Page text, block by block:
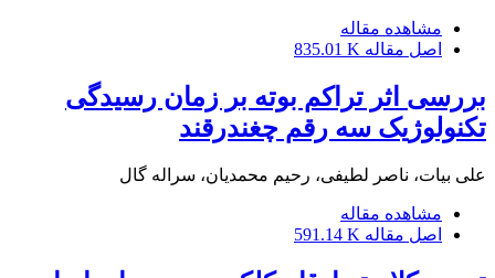
مشاهده مقاله
اصل مقاله 835.01 K
بررسی اثر تراکم بوته بر زمان رسیدگی
تکنولوژیک سه رقم چغندرقند
علی بیات، ناصر لطیفی، رحیم محمدیان، سراله گال
مشاهده مقاله
اصل مقاله 591.14 K